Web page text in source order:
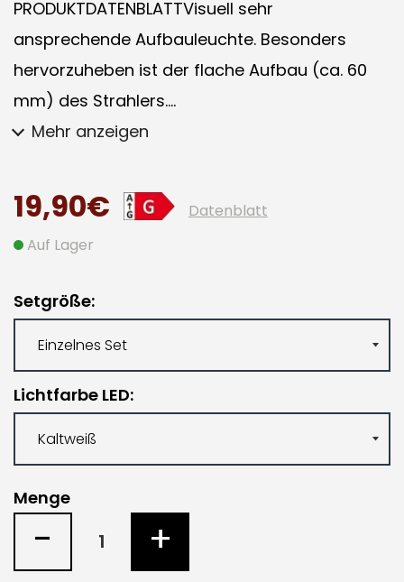
PRODUKTDATENBLATTVisuell sehr
ansprechende Aufbauleuchte. Besonders
hervorzuheben ist der flache Aufbau (ca. 60
mm) des Strahlers....
Mehr anzeigen
19,90€
Datenblatt
Auf Lager
Setgröße
Lichtfarbe LED
Menge
- +